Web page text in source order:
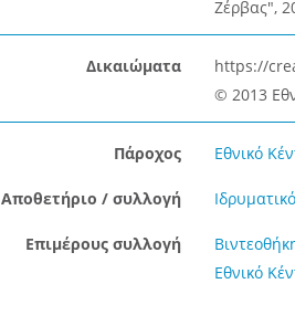
Ζέρβας",
Δικαιώματα
https://
© 2013
Πάροχος Εθνικό
Αποθετήριο / συλλογή
Επιμέρους συλλογή
Εθνικό